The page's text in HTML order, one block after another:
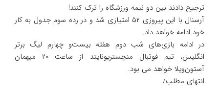
ترجیح دادند بین دو نیمه ورزشگاه را ترک کنند!
آرسنال با این پیروزی ۵۲ امتیازی شد و در رده سوم جدول به کار
خود ادامه خواهد داد.
در ادامه بازی‌های شب دوم هفته بیست‌و چهارم لیگ برتر
انگلیس، تیم فوتبال منچستریونایتد از ساعت ۲۰ میهمان
آستون‌ویلا خواهد می بود.
انتهای مطلب/